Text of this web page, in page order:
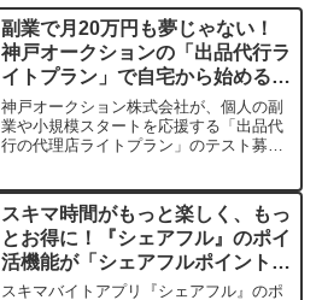
副業で月20万円も夢じゃない！
神戸オークションの「出品代行ラ
イトプラン」で自宅から始める新
ビジネス
神戸オークション株式会社が、個人の副
業や小規模スタートを応援する「出品代
行の代理店ライトプラン」のテスト募集
新しいビジネスを始めたい方にぴったり
です。
スキマ時間がもっと楽しく、もっ
とお得に！『シェアフル』のポイ
活機能が「シェアフルポイント」
へ大型アップデート！
スキマバイトアプリ『シェアフル』のポ